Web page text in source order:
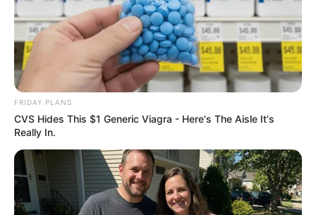
Shocking Turn Of Event: Actors Who Pursued
Controversial Careers
BRAINBERRIES
FRIDAY PLANS
CVS Hides This $1 Generic Viagra - Here's The Aisle It's
Really In.